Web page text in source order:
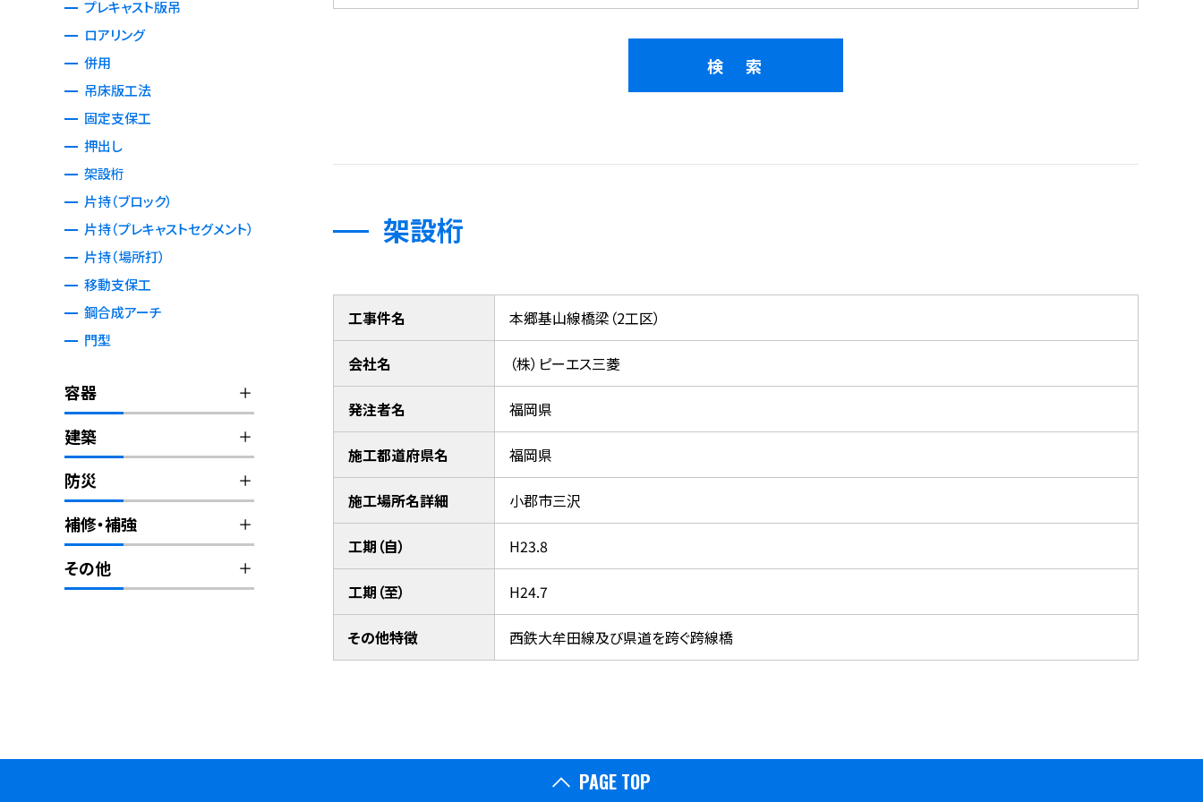
プレキャスト版吊
ロアリング
併用
吊床版工法
固定支保工
押出し
架設桁
片持（ブロック）
片持（プレキャストセグメント）
片持（場所打）
移動支保工
鋼合成アーチ
門型
容器
建築
防災
補修・補強
その他
架設桁
工事件名 本郷基山線橋梁（2工区）
会社名 （株）ピーエス三菱
発注者名 福岡県
施工都道府県名 福岡県
施工場所名詳細 小郡市三沢
工期（自） H23.8
工期（至） H24.7
その他特徴 西鉄大牟田線及び県道を跨ぐ跨線橋
PAGE TOP